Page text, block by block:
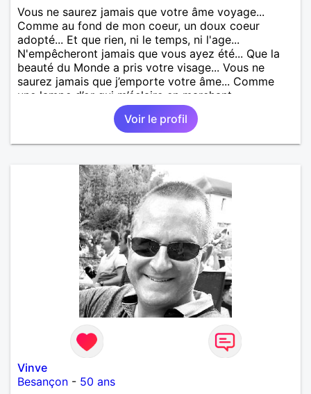
Vous ne saurez jamais que votre âme voyage...
Comme au fond de mon coeur, un doux coeur
adopté... Et que rien, ni le temps, ni l'age...
N'empêcheront jamais que vous ayez été... Que la
beauté du Monde a pris votre visage... Vous ne
saurez jamais que j’emporte votre âme... Comme
une lampe d’or qui m’éclaire en marchant...
Voir le profil
Vinve
Besançon - 50 ans